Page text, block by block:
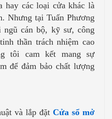
hay các loại cửa khác là
Nhưng tại Tuấn Phương
cán bộ, kỹ sư, công
thần trách nhiệm cao
tôi cam kết mang sự
để đảm bảo chất lượng
và lắp đặt Cửa sổ mở